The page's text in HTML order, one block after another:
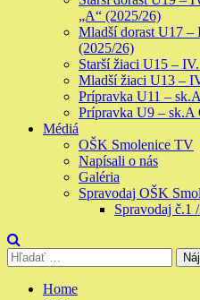
„A“ (2025/26)
Mladší dorast U17
(2025/26)
Starší žiaci U15 –
Mladší žiaci U13 –
Prípravka U11 –
Prípravka U9 –
Médiá
OŠK Smolenice TV
Napísali o nás
Galéria
Spravodaj OŠK
Spravodaj č.1
Hľadať:
Home